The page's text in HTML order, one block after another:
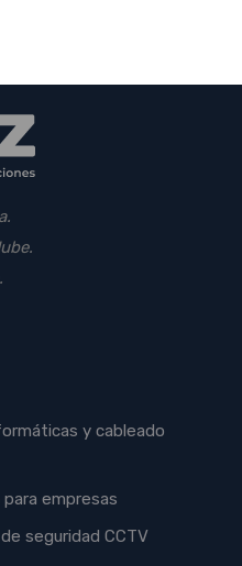
y cableado
empresas
seguridad CCTV